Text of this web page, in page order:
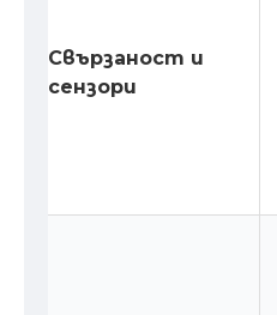
Свързаност и
сензори